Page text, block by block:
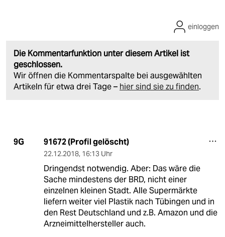
Die Kommentarfunktion unter diesem Artikel ist
geschlossen.
Wir öffnen die Kommentarspalte bei ausgewählten
Artikeln für etwa drei Tage – hier sind sie zu finden.
einloggen
9G 91672 (Profil gelöscht)
22.12.2018, 16:13 Uhr
Dringendst notwendig. Aber: Das wäre die
Sache mindestens der BRD, nicht einer
einzelnen kleinen Stadt. Alle Supermärkte
liefern weiter viel Plastik nach Tübingen und in
den Rest Deutschland und z.B. Amazon und die
Arzneimittelhersteller auch.